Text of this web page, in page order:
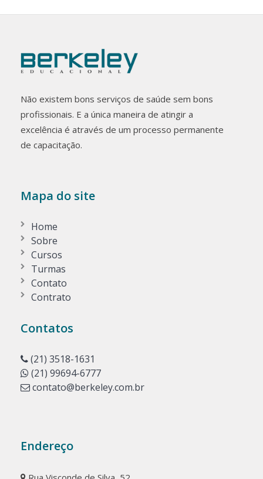
Não existem bons serviços de saúde sem bons
profissionais. E a única maneira de atingir a
excelência é através de um processo permanente
de capacitação.
Mapa do site
Home
Sobre
Cursos
Turmas
Contato
Contrato
Contatos
(21) 3518-1631
(21) 99694-6777
contato@berkeley.com.br
Endereço